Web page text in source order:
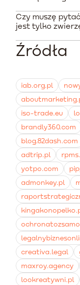
pola eksploatacji.
dyrektywy
Płatne treści od
jako opinie
jasnych umów
Koszty nagrania
zagraniczne
wyceniają
Czy muszę
jest tylko
Samo zwierzę nie
przykład jego
posesji czy
pozyskanie zgody
Źródła
iab.org.pl
iso-trade.eu
brandly360.com
blog.82dash.com
adtrip.pl
yotpo.com
admonkey.pl
creativa.legal
maxroy.agency
lookreatywni.pl